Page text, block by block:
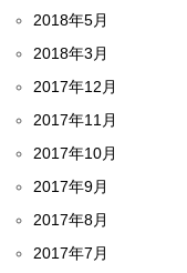
2018年5月
2018年3月
2017年12月
2017年11月
2017年10月
2017年9月
2017年8月
2017年7月